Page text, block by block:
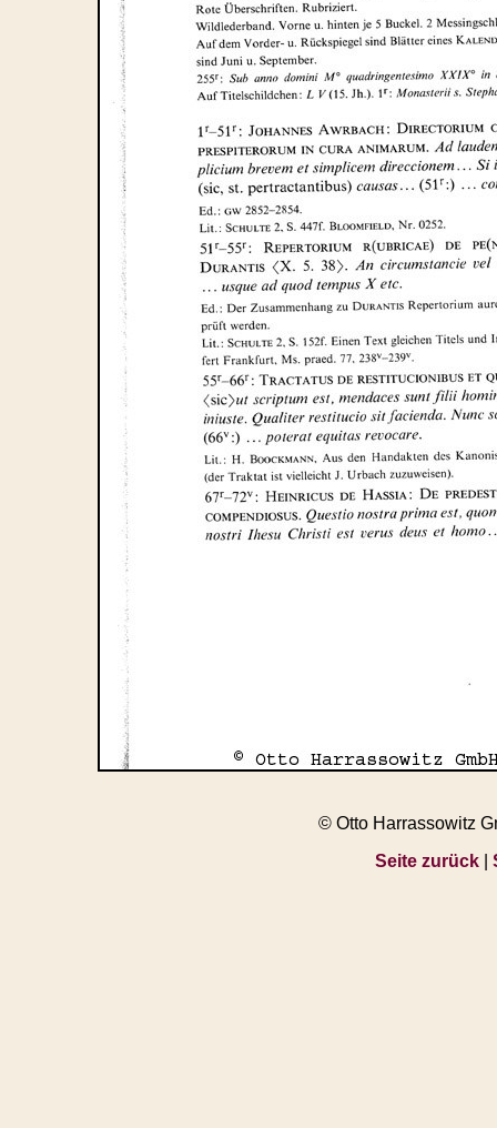
© Otto Harrassowitz
Seite zurück|